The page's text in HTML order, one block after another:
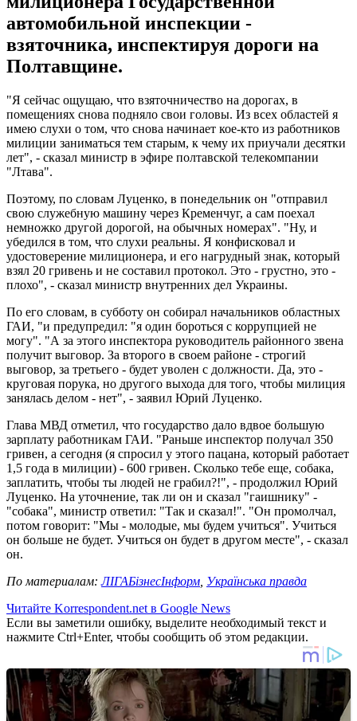
автомобильной инспекции -
взяточника, инспектируя дороги на
Полтавщине.
"Я сейчас ощущаю, что взяточничество на дорогах, в
помещениях снова подняло свои головы. Из всех областей я
имею слухи о том, что снова начинает кое-кто из работников
милиции заниматься тем старым, к чему их приучали десятки
лет", - сказал министр в эфире полтавской телекомпании
"Лтава".
Поэтому, по словам Луценко, в понедельник он "отправил
свою служебную машину через Кременчуг, а сам поехал
немножко другой дорогой, на обычных номерах". "Ну, и
убедился в том, что слухи реальны. Я конфисковал и
удостоверение милиционера, и его нагрудный знак, который
взял 20 гривень и не составил протокол. Это - грустно, это -
плохо", - сказал министр внутренних дел Украины.
По его словам, в субботу он собирал начальников областных
ГАИ, "и предупредил: "я один бороться с коррупцией не
могу". "А за этого инспектора руководитель районного звена
получит выговор. За второго в своем районе - строгий
выговор, за третьего - будет уволен с должности. Да, это -
круговая порука, но другого выхода для того, чтобы милиция
занялась делом - нет", - заявил Юрий Луценко.
Глава МВД отметил, что государство дало вдвое большую
зарплату работникам ГАИ. "Раньше инспектор получал 350
гривен, а сегодня (я спросил у этого пацана, который работает
1,5 года в милиции) - 600 гривен. Сколько тебе еще, собака,
заплатить, чтобы ты людей не грабил?!", - продолжил Юрий
Луценко. На уточнение, так ли он и сказал "гаишнику" -
"собака", министр ответил: "Так и сказал!". "Он промолчал,
потом говорит: "Мы - молодые, мы будем учиться". Учиться
он больше не будет. Учиться он будет в другом месте", - сказал
он.
По материалам:ЛIГАБiзнесIнформ Українська правда
Читайте Korrespondent.net в Google News
Если вы заметили ошибку, выделите необходимый текст и
нажмите Ctrl+Enter, чтобы сообщить об этом редакции.